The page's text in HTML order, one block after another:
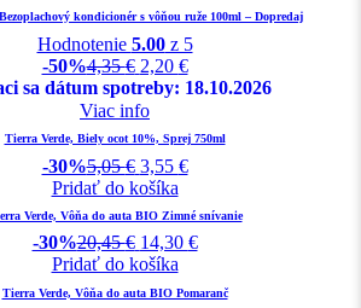
kondicionér s vôňou ruže 100ml – Dopredaj
Hodnotenie 5.00z 5
-50%4,35€ 2,20 €
sa dátum spotreby: 18.10.2026
Viac info
Tierra Verde, Biely ocot 10%, Sprej 750ml
-30%5,05€ 3,55 €
Pridať do košíka
Verde, Vôňa do auta BIO Zimné snívanie
-30%20,45€ 14,30 €
Pridať do košíka
Tierra Verde, Vôňa do auta BIO Pomaranč